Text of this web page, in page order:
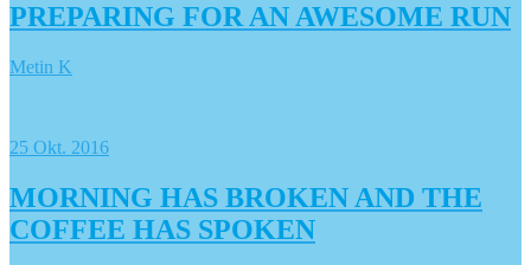
PREPARING FOR AN AWESOME RUN
Metin K
25 Okt. 2016
MORNING HAS BROKEN AND THE
COFFEE HAS SPOKEN